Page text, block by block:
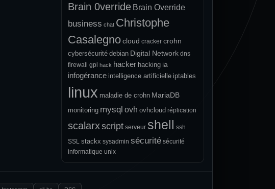
Brain 0verride Brain Override
business chat Christophe
Casalegnocloud cracker crohn
cybersécurité debian Digital Network dns
firewall
gpl hack hacker hacking ia
infogérance intelligence artificielle iptables
linux maladie de crohn MariaDB
monitoring mysql ovh ovhcloud réplication
scalarxscript serveur shell
ssh
SSL stackx sysadmin sécurité sécurité
informatique unix